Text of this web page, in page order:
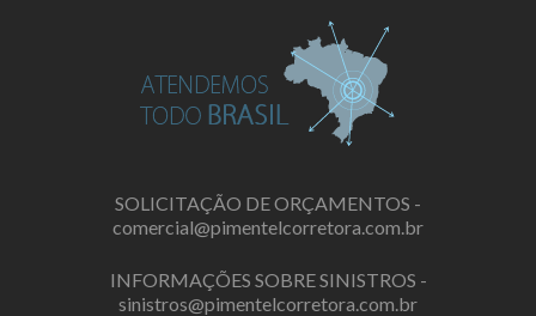
SOLICITAÇÃO DE ORÇAMENTOS -
comercial@pimentelcorretora.com.br
INFORMAÇÕES SOBRE SINISTROS -
sinistros@pimentelcorretora.com.br